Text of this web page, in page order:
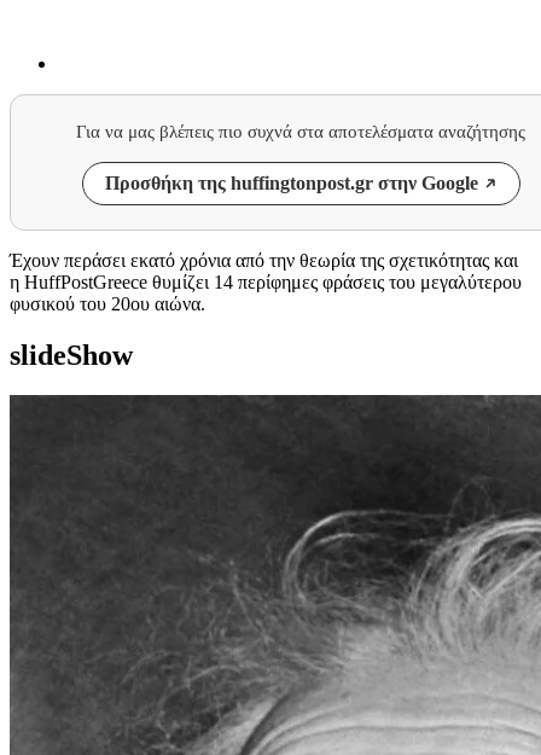
Για να μας βλέπεις πιο συχνά στα αποτελέσματα αναζήτησης
Προσθήκη της huffingtonpost.gr στην Google
Έχουν περάσει εκατό χρόνια από την θεωρία της σχετικότητας και
η HuffPostGreece θυμίζει 14 περίφημες φράσεις του μεγαλύτερου
φυσικού του 20ου αιώνα.
slideShow